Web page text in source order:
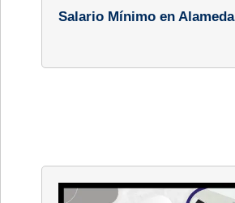
Salario Mínimo en Alameda